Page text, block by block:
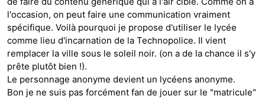
l'occasion, on peut faire une communication vraiment
spécifique. Voilà pourquoi je propose d'utiliser le lycée
comme lieu d'incarnation de la Technopolice. Il vient
remplacer la ville sous le soleil noir. (on a de la chance il s'y
prête plutôt bien !).
Le personnage anonyme devient un lycéens anonyme.
Bon je ne suis pas forcément fan de jouer sur le "matricule"